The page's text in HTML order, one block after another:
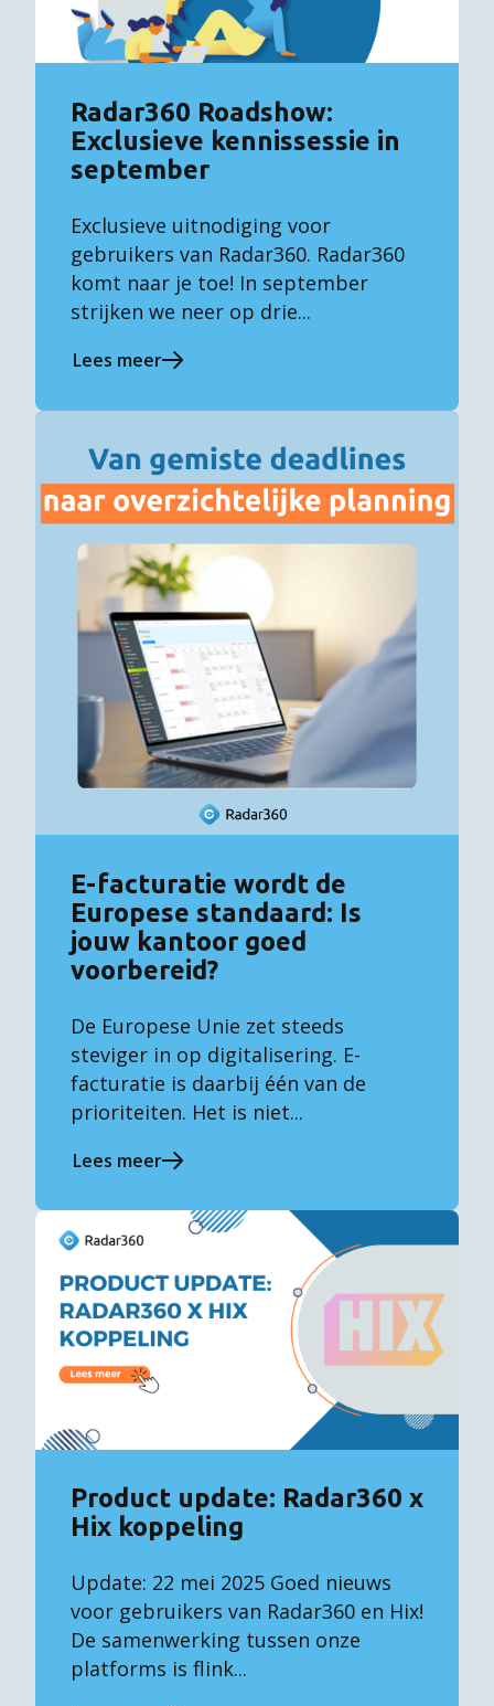
Radar360 Roadshow:
Exclusieve kennissessie in
september
Exclusieve uitnodiging voor
gebruikers van Radar360. Radar360
komt naar je toe! In september
strijken we neer op drie...
Lees meer
E-facturatie wordt de
Europese standaard: Is
jouw kantoor goed
voorbereid?
De Europese Unie zet steeds
steviger in op digitalisering. E-
facturatie is daarbij één van de
prioriteiten. Het is niet...
Lees meer
Product update: Radar360 x
Hix koppeling
Update: 22 mei 2025 Goed nieuws
voor gebruikers van Radar360 en Hix!
De samenwerking tussen onze
platforms is flink...